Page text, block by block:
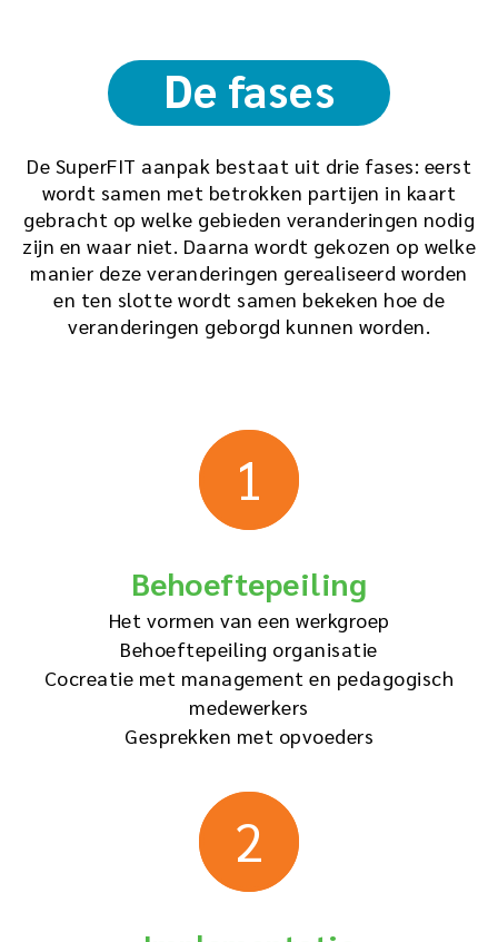
De fases
De SuperFIT aanpak bestaat uit drie fases: eerst
wordt samen met betrokken partijen in kaart
gebracht op welke gebieden veranderingen nodig
zijn en waar niet. Daarna wordt gekozen op welke
manier deze veranderingen gerealiseerd worden
en ten slotte wordt samen bekeken hoe de
veranderingen geborgd kunnen worden.
1
Behoeftepeiling
Het vormen van een werkgroep
Behoeftepeiling organisatie
Cocreatie met management en pedagogisch
medewerkers
Gesprekken met opvoeders
2